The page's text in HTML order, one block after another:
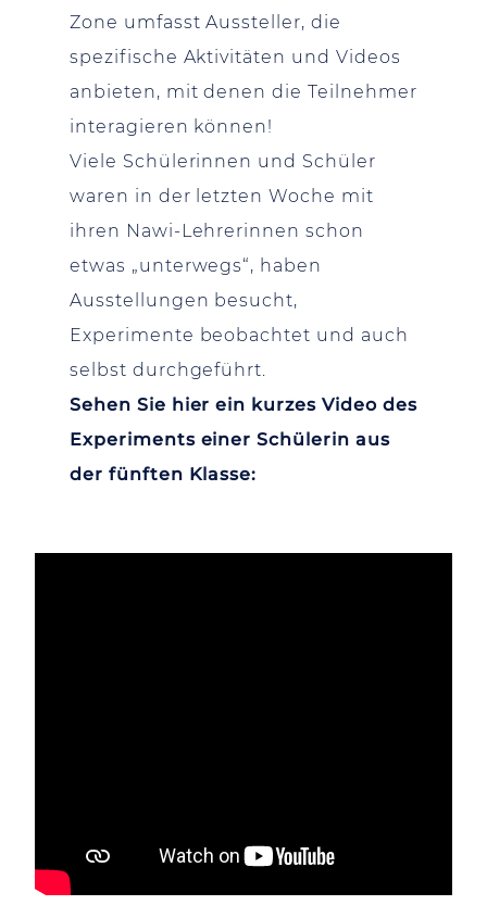
Zone umfasst Aussteller, die
spezifische Aktivitäten und Videos
anbieten, mit denen die Teilnehmer
interagieren können!
Viele Schülerinnen und Schüler
waren in der letzten Woche mit
ihren Nawi-Lehrerinnen schon
etwas „unterwegs“, haben
Ausstellungen besucht,
Experimente beobachtet und auch
selbst durchgeführt.
Sehen Sie hier ein kurzes Video des
Experiments einer Schülerin aus
der fünften Klasse: